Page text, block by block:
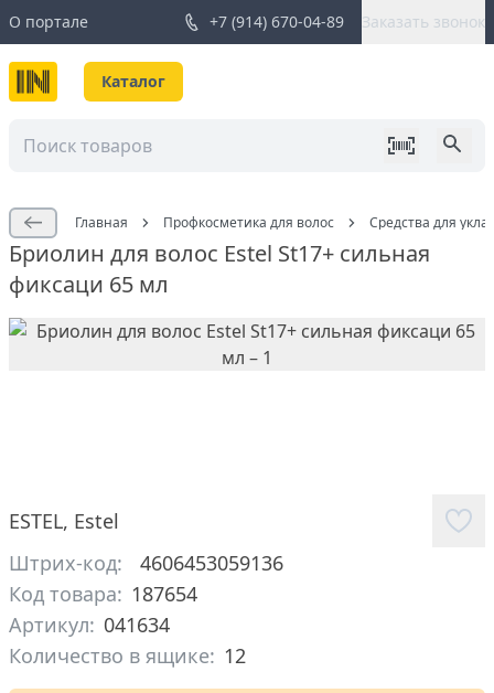
О портале +7 (914) 670-04-89 Заказать звонок
Каталог
Главная Профкосметика для волос Средства для
Бриолин для волос Estel St17+ сильная
фиксаци 65 мл
ESTEL, Estel
Штрих-код:
4606453059136
Код товара: 187654
Артикул: 041634
Количество в ящике: 12